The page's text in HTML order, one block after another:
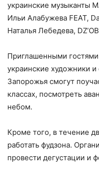
украинские музыканты
Ильи Алабужева FEAT,
Наталья Лебедева,
Приглашенными гостями
украинские художники
Запорожья смогут
классах, посмотреть
небом.
Кроме того, в течение
работать фудзона.
провести дегустации и